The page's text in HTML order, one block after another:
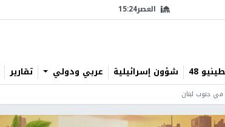
العصر15:24
48 شؤون إسرائيلية عربي ودولي تقارير
جنوب لبنان